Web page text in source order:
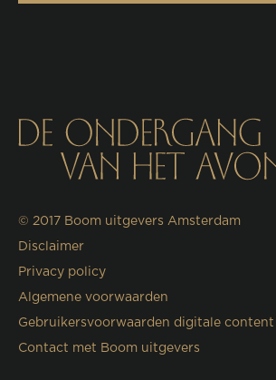
© 2017 Boom uitgevers Amsterdam
Disclaimer
Privacy policy
Algemene voorwaarden
Gebruikersvoorwaarden digitale content
Contact met Boom uitgevers